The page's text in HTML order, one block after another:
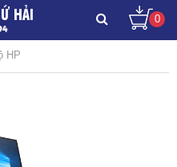
HẢI 0
HP